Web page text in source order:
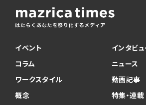
イベント
インタビ
コラム
ニュース
ワークスタイル
動画記事
概念
特集・連載